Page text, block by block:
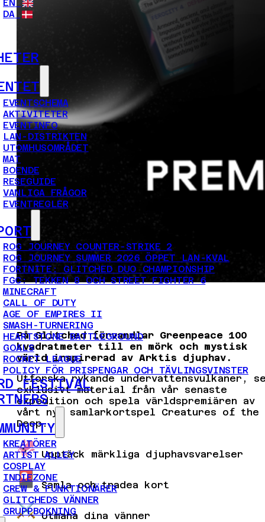
EN
DA
EVENTSCHEMA
AKTIVITETER
EVENTINFO
LAN-DISTRIKTEN
UTOMHUSOMRÅDET
MAT
BOENDE
RESEGUIDE
VANLIGA FRÅGOR
EVENTREGLER
ROG JOURNEY COUNTER-STRIKE 2
ROG JOURNEY SUMMER 2026 ÖPPET LAN-KVAL
FORTNITE: GLITCHED DUO CHAMPIONSHIP
FGC: TEKKEN 8 OCH STREET FIGHTER 6
MINECRAFT
CALL OF DUTY
AGE OF EMPIRES II
SMASH-TURNERING
HEARTSTONE BATTLEGROUND
GOALS
ROCKET LEAGUE
POLICY FÖR PRISPENGAR OCH TÄVLINGSVINSTER
FESTIVAL
KREATÖRER
ARTIST ALLEY
COSPLAY
INDIEZONE
CREW & FUNKTIONÄRER
GLITCHEDS VÄNNER
GRUPPBOKNING
På Glitched förvandlar Greenpeace 100
kvadratmeter till en mörk och mystisk
värld inspirerad av Arktis djuphav.
Utforska rykande undervattensvulkaner,
exklusivt material från vår senaste
expedition och spela världspremiären av
vårt nya samlarkortspel Creatures of the
Deep.
Upptäck märkliga djuphavsvarelser
Samla och tradea kort
Utmana dina vänner